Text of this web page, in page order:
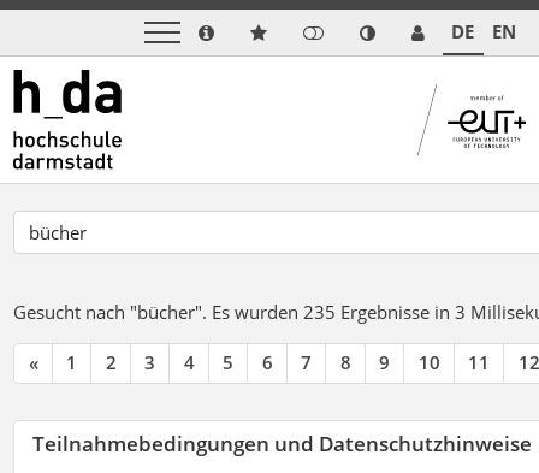
DE EN
Gesucht nach "bücher". Es wurden 235 Ergebnisse in 3
« 1 2 3 4 5 6 7 8 9 10 11 12
Teilnahmebedingungen und Datenschutzhinweise